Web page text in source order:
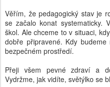
Věřím, že pedagogický stav je
se začalo konat systematicky.
škol. Ale chceme to v situaci,
dobře připravené. Kdy
bezpečném prostředí.
Přeji všem pevné zdraví a
Vydržme, jak vidíte, světýlko se